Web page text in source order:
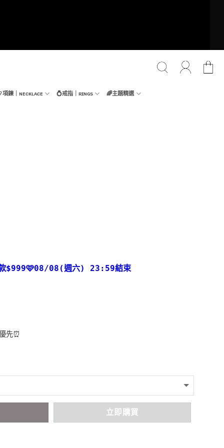
項鍊｜ɴᴇᴄᴋʟᴀᴄᴇ 💍戒指｜ʀɪɴɢs 🌈主題精選
$999🩷08/08(週六) 23:59結束
先⏰
立即購買